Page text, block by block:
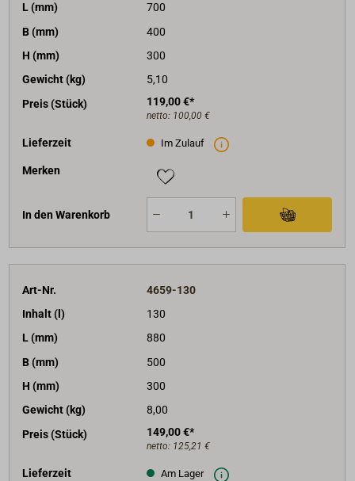
L (mm)
700
B (mm)
400
H (mm)
300
Gewicht (kg)
5,10
Preis (Stück)
119,00 €*
netto: 100,00 €
Lieferzeit Im Zulauf
Merken
In den Warenkorb
Art-Nr.
4659-130
Inhalt (l)
130
L (mm)
880
B (mm)
500
H (mm)
300
Gewicht (kg)
8,00
Preis (Stück)
149,00 €*
netto: 125,21 €
Lieferzeit Am Lager